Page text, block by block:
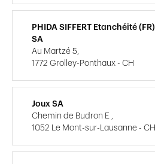
PHIDA SIFFERT Etanchéité (FR)
SA
Au Martzé 5,
1772 Grolley-Ponthaux - CH
Joux SA
Chemin de Budron E ,
1052 Le Mont-sur-Lausanne - CH